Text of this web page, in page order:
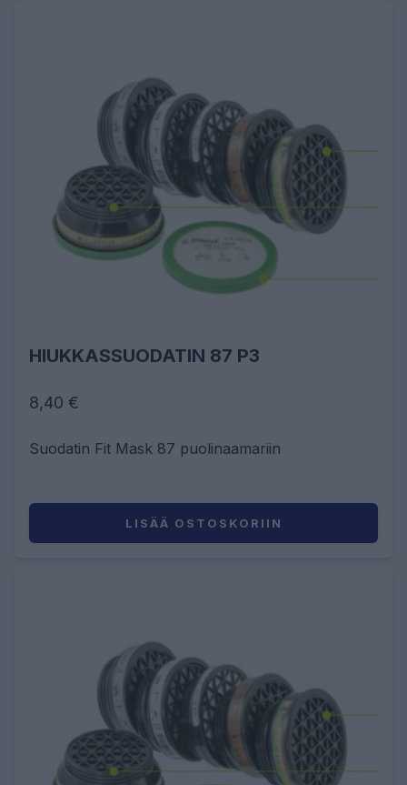
HIUKKASSUODATIN 87 P3
8,40 €
Suodatin Fit Mask 87 puolinaamariin
LISÄÄ OSTOSKORIIN